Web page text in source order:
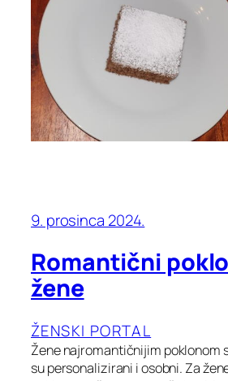
9. prosinca 2024.
Romantični
žene
ŽENSKI PORTAL
Žene najromantičnijim poklonom
su personalizirani i osobni. Za